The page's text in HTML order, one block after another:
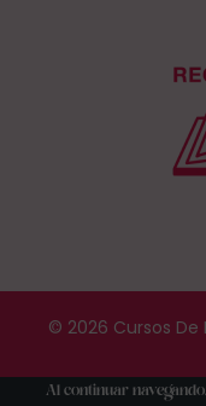
© 2026 Cursos De
Web
Al continuar